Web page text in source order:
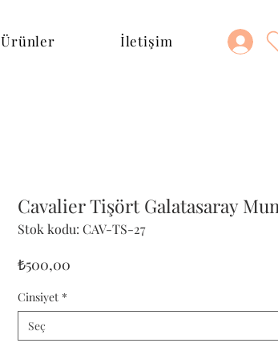
Ürünler İletişim
Cavalier Tişört Galatasaray
Stok kodu: CAV-TS-27
₺500,00
Cinsiyet *
Seç